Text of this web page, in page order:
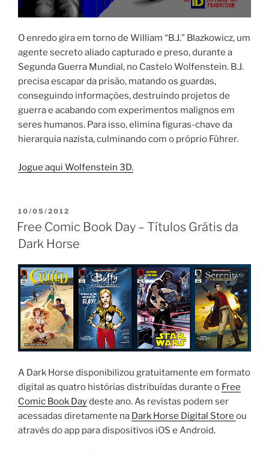
O enredo gira em torno de William “B.J.” Blazkowicz, um
agente secreto aliado capturado e preso, durante a
Segunda Guerra Mundial, no Castelo Wolfenstein. B.J.
precisa escapar da prisão, matando os guardas,
conseguindo informações, destruindo projetos de
guerra e acabando com experimentos malignos em
seres humanos. Para isso, elimina figuras-chave da
hierarquia nazista, culminando com o próprio Führer.
Jogue aqui Wolfenstein 3D.
PUBLICADO
EM
10/05/2012
Free Comic Book Day – Títulos Grátis da
Dark Horse
A Dark Horse disponibilizou gratuitamente em formato
digital as quatro histórias distribuídas durante o Free
Comic Book Daydeste ano. As revistas podem ser
acessadas diretamente na Dark Horse Digital Store ou
através do app para dispositivos iOS e Android.